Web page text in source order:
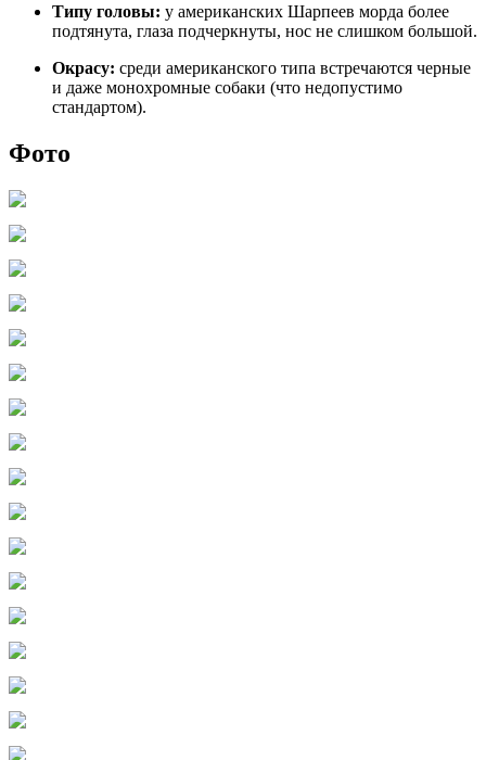
Типу головы: у американских Шарпеев морда более
подтянута, глаза подчеркнуты, нос не слишком большой.
Окрасу: среди американского типа встречаются черные
и даже монохромные собаки (что недопустимо
стандартом).
Фото